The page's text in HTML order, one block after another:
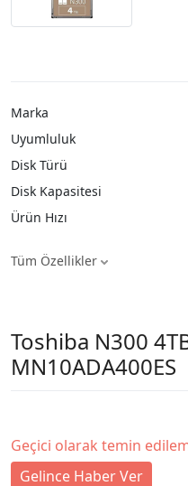
Marka
Uyumluluk
Disk Türü
Disk Kapasitesi
Ürün Hızı
Tüm Özellikler
Toshiba N300
MN10ADA400ES
Geçici olarak temin
Gelince Haber Ver